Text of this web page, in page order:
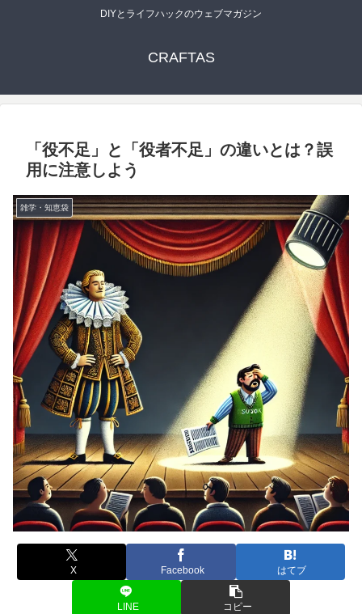
DIYとライフハックのウェブマガジン
CRAFTAS
「役不足」と「役者不足」の違いとは？誤
用に注意しよう
雑学・知恵袋
X Facebook はてブ
LINE コピー